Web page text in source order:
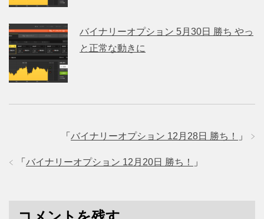
バイナリーオプション 5月30日 勝ち やっ
と正常な動きに
「 バイナリーオプション 12月28日 勝ち！ 」
「 バイナリーオプション 12月20日 勝ち！ 」